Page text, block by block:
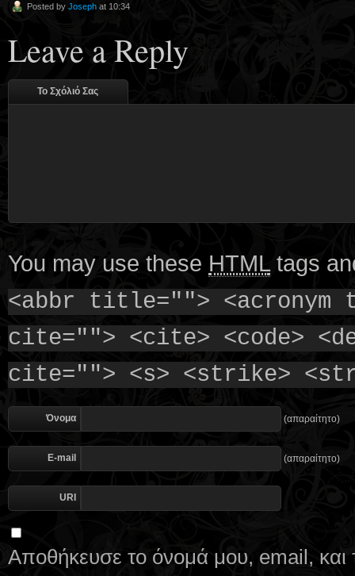
Posted by Joseph at 10:34
Leave a Reply
Το Σχόλιό Σας
You may use these HTMLtags
<abbr title=""> <acronym
cite=""> <cite> <code>
cite=""> <s> <strike>
Όνομα (απαραίτητο)
E-mail (απαραίτητο)
URI
Αποθήκευσε το όνομά μου, email, και